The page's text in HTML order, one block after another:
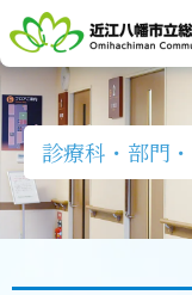
ロ
ー
バ
ル
ナ
ビ
ー
文
へ
ー
カ
ル
ナ
ビ
ゲ
シ
ッ
タ
ー
へ
診療科・部門